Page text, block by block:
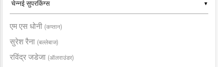
▼
एम एस धोनी (कप्तान)
सुरेश रैना (बल्लेबाज)
रविंद्र जडेजा (ऑलराउंडर)